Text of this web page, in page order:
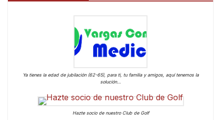
Ya tienes la edad de jubilación (62-65), para ti, tu familia y amigos, aquí tenemos la
solución…
Hazte socio de nuestro Club de Golf